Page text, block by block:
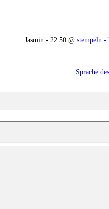
Jasmin - 22:50 @ stempeln -
Sprache